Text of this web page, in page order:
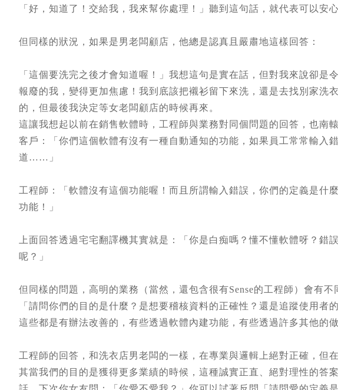
「好，知道了！交給我，我來幫你處理！」聽到這句話，就代表可以安
但同樣的狀況，如果是男老闆顧店，他總是認真且嚴肅地這樣回答：
「這個要洗完之後才會知道喔！」我想這句是實在話，但對我來說卻是
報廢的我，變得更加焦慮！我到底該把襯衫留下來洗，還是去找別家洗
的，但最後我決定等女老闆顧店的時候再來。
這讓我想起以前在銷售軟體時，工程師與業務對同個問題的回答，也南轅
客戶：「你們這個軟體有沒有一種自動通知的功能，如果員工常常輸入
道……」
工程師：「軟體沒有這個功能喔！而且所謂輸入錯誤，你們的定義是什
功能！」
上面回答透過宅宅翻譯機其實就是：「你是白痴嗎？懂不懂軟體呀？錯
呢？」
但同樣的問題，高明的業務（當然，還包含很有Sense的工程師）會有不
「請問你們的目的是什麼？是想要稽核資料的正確性？還是追蹤使用者
這些都是有辦法改善的，有些透過軟體內建功能，有些透過許多其他的做
工程師的回答，和洗衣店男老闆的一樣，在專業與邏輯上絕對正確，但
其當我們的目的是獲得更多業績的時候，這種誠實正直、絕對理性的答